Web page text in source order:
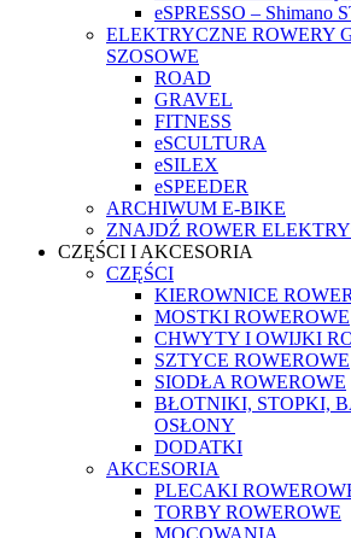
eSPRESSO – Shimano
ELEKTRYCZNE ROWERY
SZOSOWE
ROAD
GRAVEL
FITNESS
eSCULTURA
eSILEX
eSPEEDER
ARCHIWUM E-BIKE
ZNAJDŹ ROWER
CZĘŚCI I AKCESORIA
CZĘŚCI
KIEROWNICE
MOSTKI ROWEROWE
CHWYTY I OWIJKI
SZTYCE ROWEROWE
SIODŁA ROWEROWE
BŁOTNIKI, STOPKI,
OSŁONY
DODATKI
AKCESORIA
PLECAKI
TORBY ROWEROWE
MOCOWANIA